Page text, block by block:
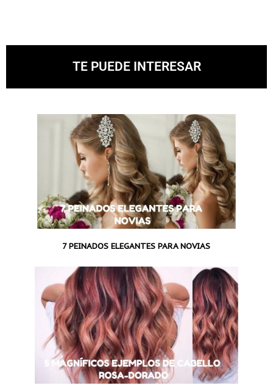
TE PUEDE INTERESAR
7 PEINADOS ELEGANTES PARA NOVIAS